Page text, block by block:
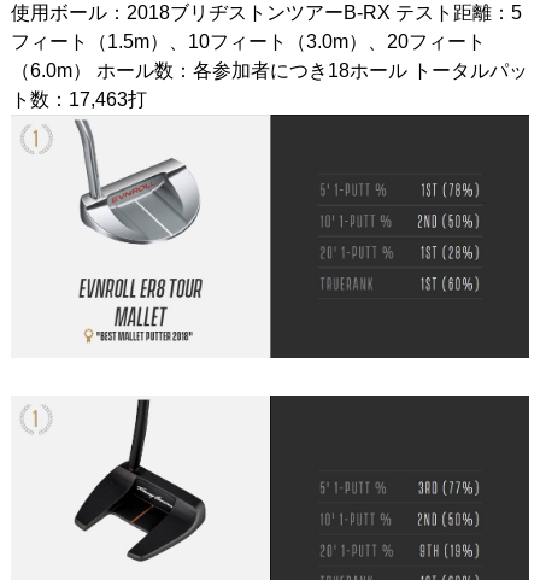
使用ボール：2018ブリヂストンツアーB-RX テスト距離：5
フィート（1.5m）、10フィート（3.0m）、20フィート
（6.0m） ホール数：各参加者につき18ホール トータルパッ
ト数：17,463打